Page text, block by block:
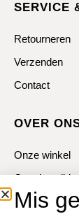
SERVICE
Retourneren
Verzenden
Contact
OVER
Onze winkel
Mis